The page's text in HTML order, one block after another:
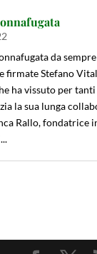
da
firmate Stefano
ha vissuto per
la sua lunga
Rallo, fondatrice